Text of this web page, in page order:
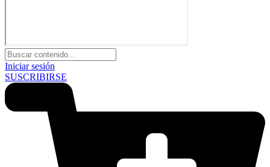
Iniciar sesión
SUSCRIBIRSE